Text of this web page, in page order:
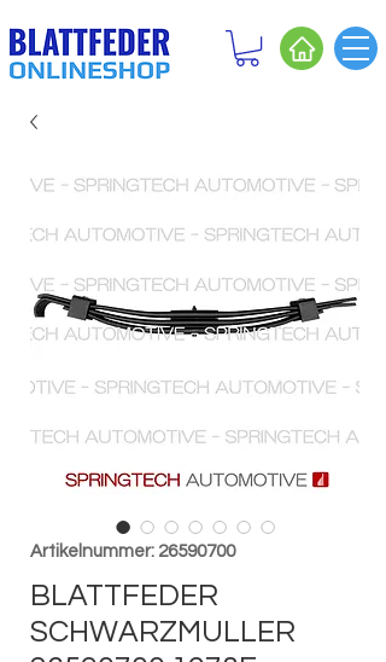
Artikelnummer: 26590700
BLATTFEDER
SCHWARZMULLER